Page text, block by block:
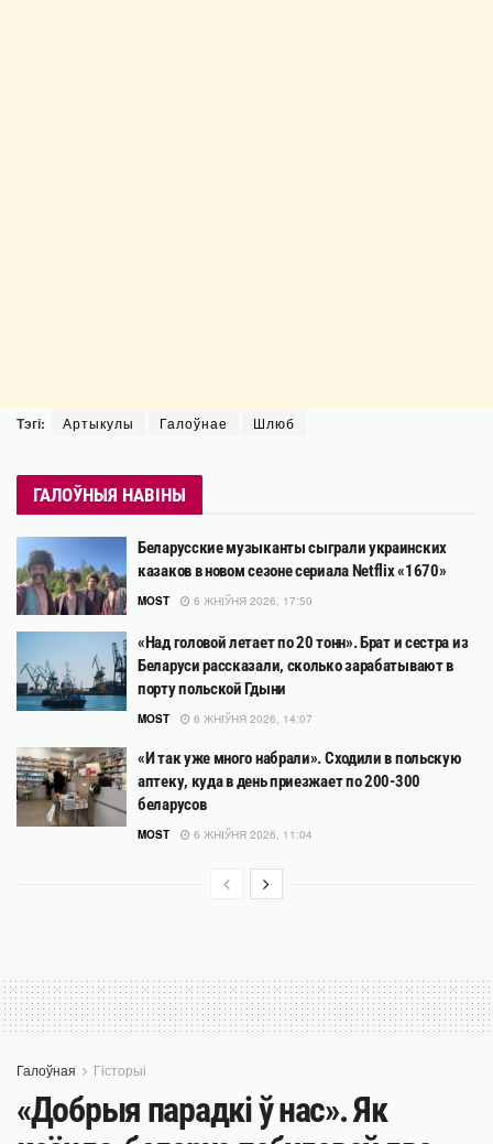
Тэгі: Артыкулы Галоўнае Шлюб
ГАЛОЎНЫЯ НАВІНЫ
Беларусские музыканты сыграли украинских
казаков в новом сезоне сериала Netflix «1670»
MOST 6 ЖНІЎНЯ 2026, 17:50
«Над головой летает по 20 тонн». Брат и сестра из
Беларуси рассказали, сколько зарабатывают в
порту польской Гдыни
MOST 6 ЖНІЎНЯ 2026, 14:07
«И так уже много набрали». Сходили в польскую
аптеку, куда в день приезжает по 200-300
беларусов
MOST 6 ЖНІЎНЯ 2026, 11:04
Галоўная Гісторыі
«Добрыя парадкі ў нас». Як